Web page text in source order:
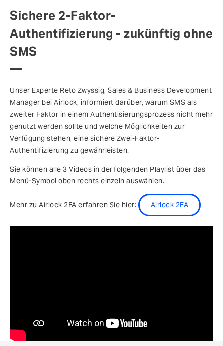
Sichere 2-Faktor-
Authentifizierung - zukünftig ohne
SMS
Unser Experte Reto Zwyssig, Sales & Business Development
Manager bei Airlock, informiert darüber, warum SMS als
zweiter Faktor in einem Authentisierungsprozess nicht mehr
genutzt werden sollte und welche Möglichkeiten zur
Verfügung stehen, eine sichere Zwei-Faktor-
Authentifizierung zu gewährleisten.
Sie können alle 3 Videos in der folgenden Playlist über das
Menü-Symbol oben rechts einzeln auswählen.
Mehr zu Airlock 2FA erfahren Sie hier: Airlock 2FA